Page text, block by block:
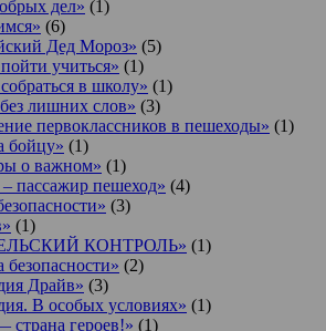
дел» (1)
(6)
Дед Мороз» (5)
учиться» (1)
в школу» (1)
лишних слов» (3)
первоклассников в пешеходы» (1)
бойцу» (1)
о важном» (1)
– пассажир пешеход» (4)
(3)
(1)
КОНТРОЛЬ» (1)
(2)
Драйв» (3)
В особых условиях» (1)
страна героев!» (1)